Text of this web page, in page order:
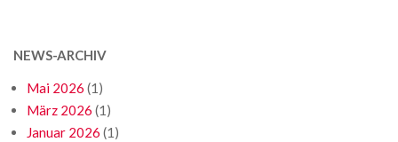
NEWS-ARCHIV
Mai 2026 (1)
März 2026 (1)
Januar 2026 (1)